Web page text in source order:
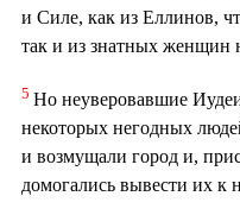
и Силе, как из Еллинов,
так и из знатных женщин
5 Но неуверовавшие
некоторых негодных
и возмущали город и,
домогались вывести их к